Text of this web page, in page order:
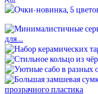
для…
прозрачного пластика